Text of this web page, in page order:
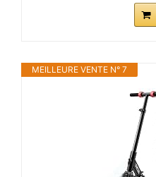
MEILLEURE VENTE N° 7